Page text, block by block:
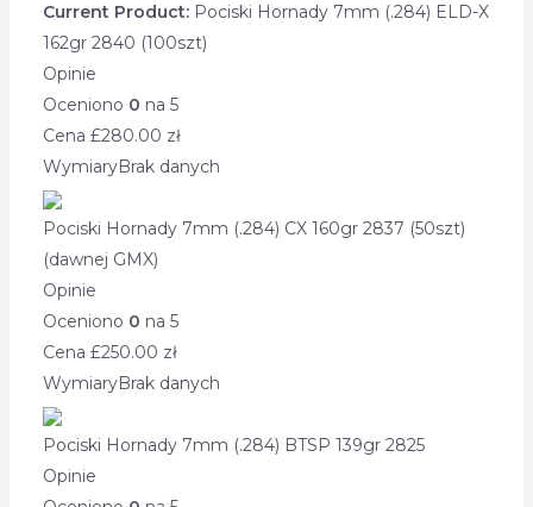
Current Product: Pociski Hornady 7mm (.284) ELD-X
162gr 2840 (100szt)
Opinie
Oceniono 0 na 5
Cena £280.00 zł
WymiaryBrak danych
Pociski Hornady 7mm (.284) CX 160gr 2837 (50szt)
(dawnej GMX)
Opinie
Oceniono 0 na 5
Cena £250.00 zł
WymiaryBrak danych
Pociski Hornady 7mm (.284) BTSP 139gr 2825
Opinie